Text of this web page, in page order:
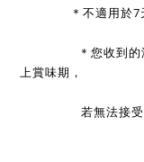
＊不
             ＊
您收到
上賞味期，
若無法接受請